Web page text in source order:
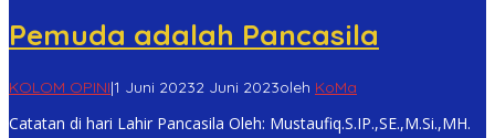
Pemuda adalah Pancasila
KOLOM OPINI|1 Juni 20232 Juni 2023oleh KoMa
Catatan di hari Lahir Pancasila Oleh: Mustaufiq.S.IP.,SE.,M.Si.,MH.